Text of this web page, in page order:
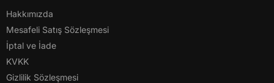
Hakkımızda
Mesafeli Satış Sözleşmesi
İptal ve İade
KVKK
Gizlilik Sözleşmesi